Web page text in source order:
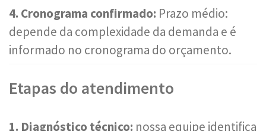
4. Cronograma confirmado: Prazo médio:
depende da complexidade da demanda e é
informado no cronograma do orçamento.
Etapas do atendimento
1. Diagnóstico técnico: nossa equipe identifica